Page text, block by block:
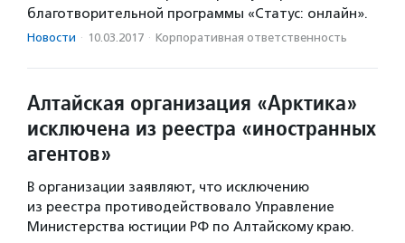
благотворительной программы «Статус: онлайн».
Новости · 10.03.2017 · Корпоративная ответственность
Алтайская организация «Арктика»
исключена из реестра «иностранных
агентов»
В организации заявляют, что исключению
из реестра противодействовало Управление
Министерства юстиции РФ по Алтайскому краю.